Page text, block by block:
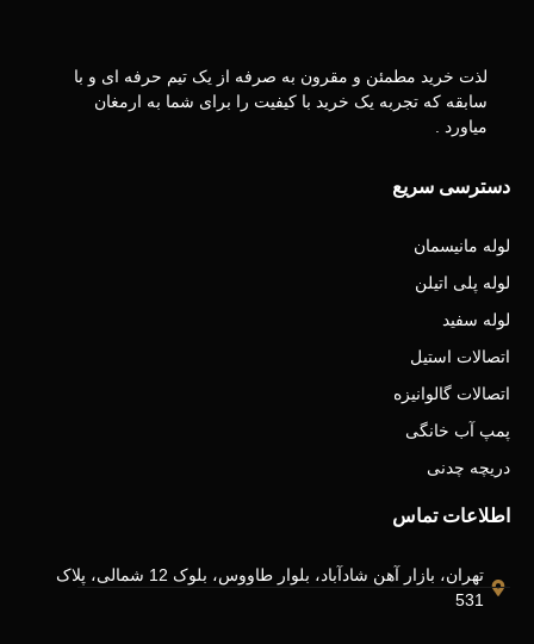
لذت خرید مطمئن و مقرون به صرفه از یک تیم حرفه ای و با
سابقه که تجربه یک خرید با کیفیت را برای شما به ارمغان
میاورد .
دسترسی سریع
لوله مانیسمان
لوله پلی اتیلن
لوله سفید
اتصالات استیل
اتصالات گالوانیزه
پمپ آب خانگی
دریچه چدنی
اطلاعات تماس
تهران، بازار آهن شادآباد، بلوار طاووس، بلوک 12 شمالی، پلاک
531